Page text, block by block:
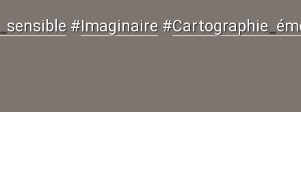
sensible #Imaginaire #Cartographie_